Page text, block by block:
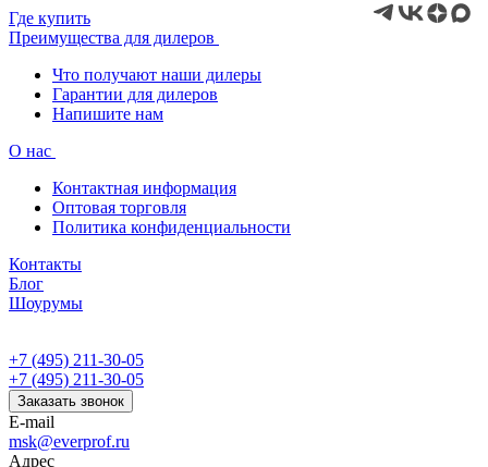
Где купить
Преимущества для дилеров
Что получают наши дилеры
Гарантии для дилеров
Напишите нам
О нас
Контактная информация
Оптовая торговля
Политика конфиденциальности
Контакты
Блог
Шоурумы
+7 (495) 211-30-05
+7 (495) 211-30-05
Заказать звонок
E-mail
msk@everprof.ru
Адрес